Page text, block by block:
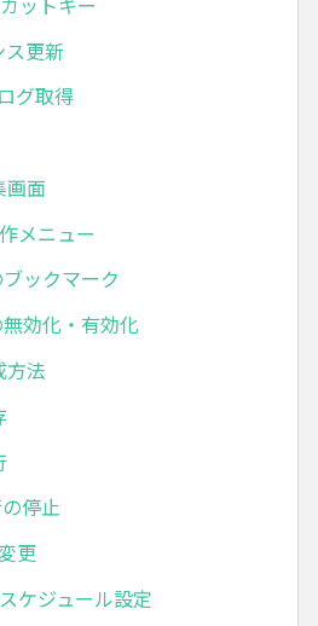
更新
グ取得
画面
メニュー
ックマーク
効化・有効化
方法
停止
更
ケジュール設定